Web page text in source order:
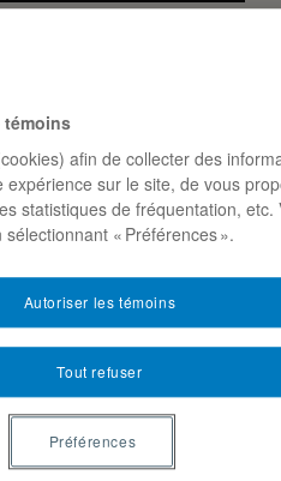
du combat des
18·11·2025
H2025
les étudiant-es de mon cours
de la 3e édition (déjà !) du
02·05·2025
témoins
afin de collecter des
expérience sur le site, de vous
statistiques de fréquentation, etc.
« Préférences ».
Tout refuser
Autoriser les témoins
Préférences